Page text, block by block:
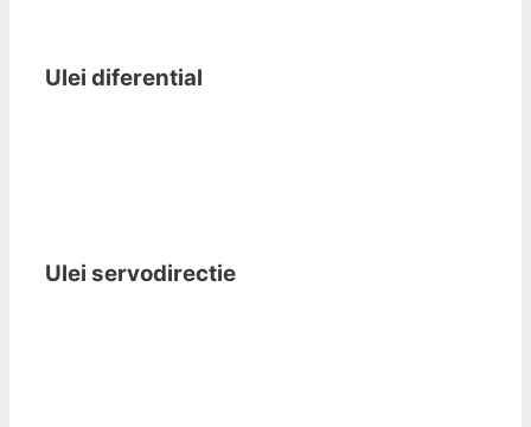
Ulei diferential
Ulei servodirectie